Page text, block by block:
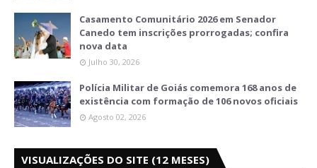
Casamento Comunitário 2026 em Senador
Canedo tem inscrições prorrogadas; confira
nova data
Julho 30, 2026
Polícia Militar de Goiás comemora 168 anos de
existência com formação de 106 novos oficiais
Agosto 02, 2026
VISUALIZAÇÕES DO SITE (12 MESES)